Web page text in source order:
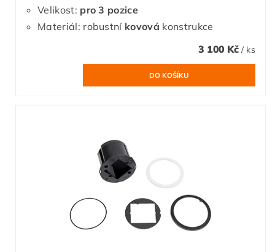
Velikost: pro 3 pozice
Materiál: robustní kovová konstrukce
3 100 Kč / ks